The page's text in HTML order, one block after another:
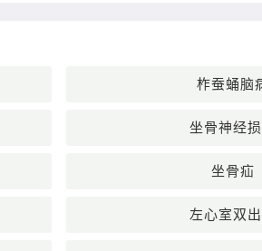
柞蚕蛹脑
坐骨神经
坐骨疝
左心室双